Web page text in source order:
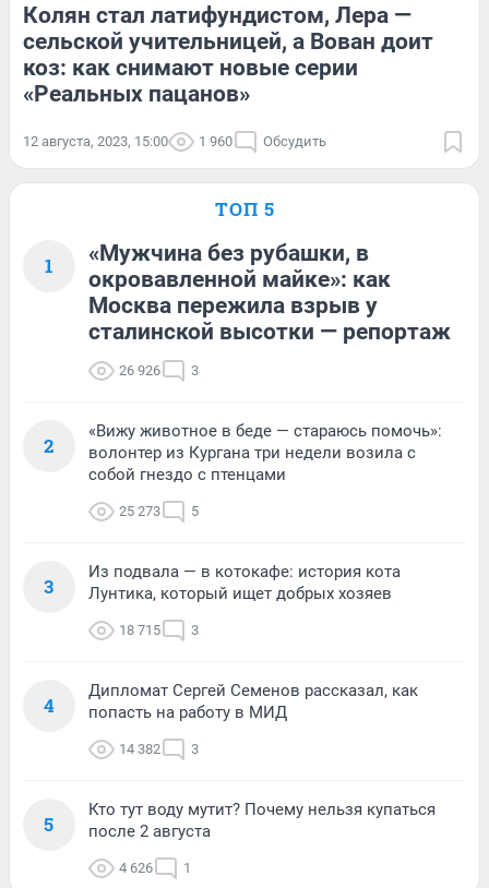
Колян стал латифундистом, Лера —
сельской учительницей, а Вован доит
коз: как снимают новые серии
«Реальных пацанов»
12 августа, 2023, 15:00 1 960 Обсудить
ТОП 5
1
«Мужчина без рубашки, в
окровавленной майке»: как
Москва пережила взрыв у
сталинской высотки — репортаж
26 926 3
2
«Вижу животное в беде — стараюсь помочь»:
волонтер из Кургана три недели возила с
собой гнездо с птенцами
25 273 5
3
Из подвала — в котокафе: история кота
Лунтика, который ищет добрых хозяев
18 715 3
4
Дипломат Сергей Семенов рассказал, как
попасть на работу в МИД
14 382 3
5
Кто тут воду мутит? Почему нельзя купаться
после 2 августа
4 626 1